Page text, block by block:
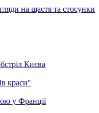
на щастя та стосунки
Києва
краси"
у Франції